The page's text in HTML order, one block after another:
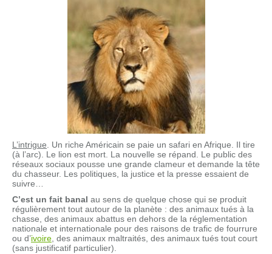
L’intrigue. Un riche Américain se paie un safari en Afrique. Il tire
(à l’arc). Le lion est mort. La nouvelle se répand. Le public des
réseaux sociaux pousse une grande clameur et demande la tête
du chasseur. Les politiques, la justice et la presse essaient de
suivre…
C’est un fait banal au sens de quelque chose qui se produit
régulièrement tout autour de la planète : des animaux tués à la
chasse, des animaux abattus en dehors de la réglementation
nationale et internationale pour des raisons de trafic de fourrure
ou d’ivoire, des animaux maltraités, des animaux tués tout court
(sans justificatif particulier).